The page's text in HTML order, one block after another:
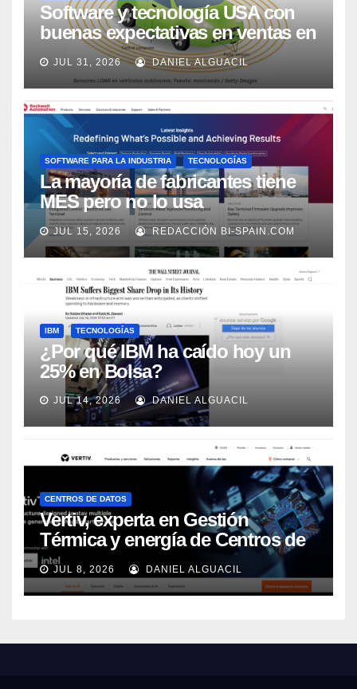
Software y tecnología USA con
buenas expectativas en ventas en
los próximos 2 años, según
Market Watch
JUL 31, 2026 DANIEL ALGUACIL
SOFTWARE PARA LA INDUSTRIA TECNOLOGÍAS
La mayoría de fabricantes tiene
MES pero no lo usa
adecuadamente, según Rockwell
Automation
JUL 15, 2026 REDACCIÓN BI-SPAIN.COM
IBM TECNOLOGÍAS
¿Por qué IBM ha caído hoy un
25% en Bolsa?
JUL 14, 2026 DANIEL ALGUACIL
CENTROS DE DATOS
Vertiv, experta en Gestión
Térmica y energía de Centros de
Datos, sigue su crecimiento
imparable
JUL 8, 2026 DANIEL ALGUACIL